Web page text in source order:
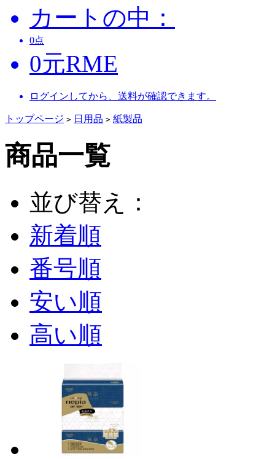
カートの中：
0点
0元RME
ログインしてから、送料が確認できます。
トップページ > 日用品 > 紙製品
商品一覧
並び替え：
新着順
番号順
安い順
高い順